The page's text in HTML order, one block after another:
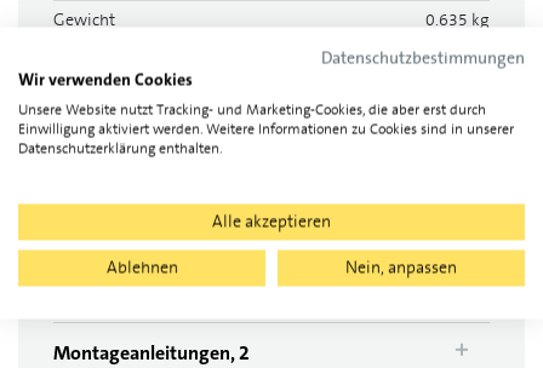
Gewicht
0.635 kg
Dokumente
novotegra Katalog
Montageanleitungen, 2
Datenschutzbestimmungen
Wir verwenden Cookies
Unsere Website nutzt Tracking- und Marketing-Cookies, die aber erst durch
Einwilligung aktiviert werden. Weitere Informationen zu Cookies sind in unserer
Datenschutzerklärung enthalten.
Alle akzeptieren
Ablehnen
Nein, anpassen